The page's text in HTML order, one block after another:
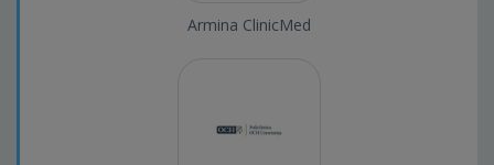
Armina ClinicMed